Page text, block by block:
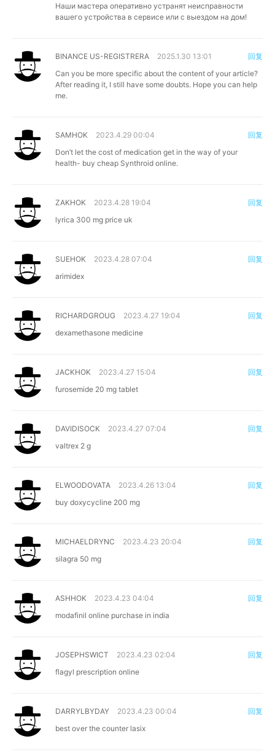
Наши мастера оперативно устранят неисправности
вашего устройства в сервисе или с выездом на дом!
BINANCE US-REGISTRERA
2025.1.30 13:01
Can you be more specific about the content of your article?
After reading it, I still have some doubts. Hope you can help
me.
回复
SAMHOK
2023.4.29 00:04
Don’t let the cost of medication get in the way of your
health- buy cheap Synthroid online.
回复
ZAKHOK
2023.4.28 19:04
lyrica 300 mg price uk
回复
SUEHOK
2023.4.28 07:04
arimidex
回复
RICHARDGROUG
2023.4.27 19:04
dexamethasone medicine
回复
JACKHOK
2023.4.27 15:04
furosemide 20 mg tablet
回复
DAVIDISOCK
2023.4.27 07:04
valtrex 2 g
回复
ELWOODOVATA
2023.4.26 13:04
buy doxycycline 200 mg
回复
MICHAELDRYNC
2023.4.23 20:04
silagra 50 mg
回复
ASHHOK
2023.4.23 04:04
modafinil online purchase in india
回复
JOSEPHSWICT
2023.4.23 02:04
flagyl prescription online
回复
DARRYLBYDAY
2023.4.23 00:04
best over the counter lasix
回复